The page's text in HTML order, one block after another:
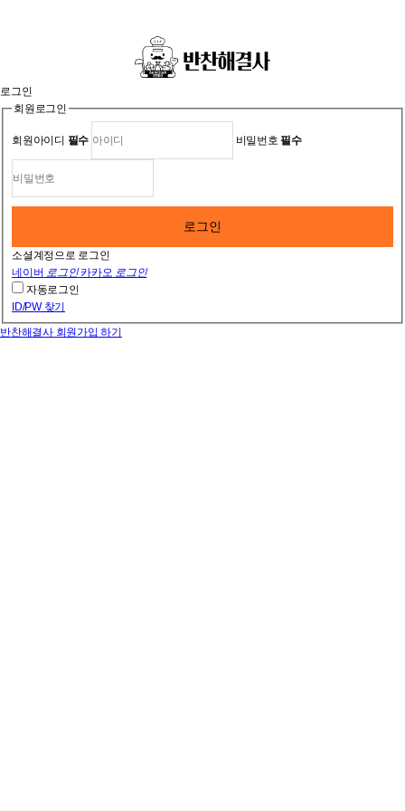
로그인
회원로그인
회원아이디 필수 비밀번호 필수
로그인
소셜계정으로 로그인
네이버 로그인카카오 로그인
자동로그인
ID/PW 찾기
반찬해결사 회원가입 하기